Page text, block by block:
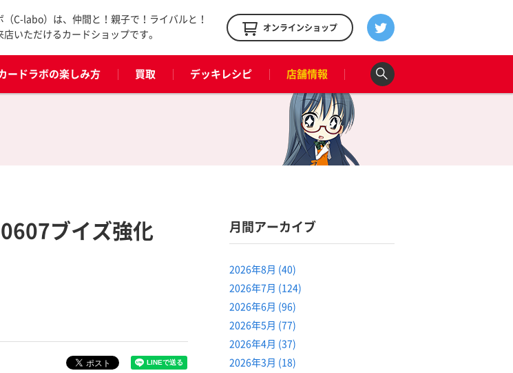
（C-labo）は、仲間と！親子で！ライバルと！
いただけるカードショップです。
オンラインショップ
ードラボの楽しみ方 買取 デッキレシピ 店舗情報
ブイズ強化
月間アーカイブ
2026年8月 (40)
2026年7月 (124)
2026年6月 (96)
2026年5月 (77)
2026年4月 (37)
2026年3月 (18)